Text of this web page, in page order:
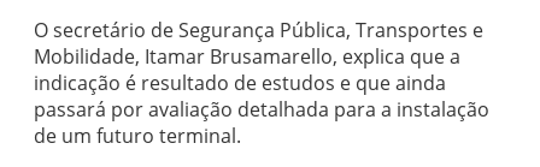
O secretário de Segurança Pública, Transportes e
Mobilidade, Itamar Brusamarello, explica que a
indicação é resultado de estudos e que ainda
passará por avaliação detalhada para a instalação
de um futuro terminal.